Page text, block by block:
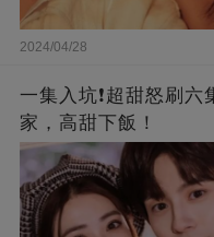
2024/04/28
一集入坑❗超甜怒刷
家，高甜下飯！